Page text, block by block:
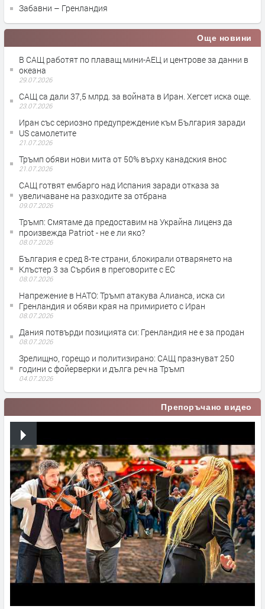
Забавни – Гренландия
Още новини
В САЩ работят по плаващ мини-АЕЦ и центрове за данни в
океана
29.07.2026
САЩ са дали 37,5 млрд. за войната в Иран. Хегсет иска още.
23.07.2026
Иран със сериозно предупреждение към България заради
US самолетите
21.07.2026
Тръмп обяви нови мита от 50% върху канадския внос
21.07.2026
САЩ готвят ембарго над Испания заради отказа за
увеличаване на разходите за отбрана
09.07.2026
Тръмп: Смятаме да предоставим на Украйна лиценз да
произвежда Patriot - не е ли яко?
08.07.2026
България е сред 8-те страни, блокирали отварянето на
Клъстер 3 за Сърбия в преговорите с ЕС
08.07.2026
Напрежение в НАТО: Тръмп атакува Алианса, иска си
Гренландия и обяви края на примирието с Иран
08.07.2026
Дания потвърди позицията си: Гренландия не е за продан
08.07.2026
Зрелищно, горещо и политизирано: САЩ празнуват 250
години с фойерверки и дълга реч на Тръмп
04.07.2026
Препоръчано видео